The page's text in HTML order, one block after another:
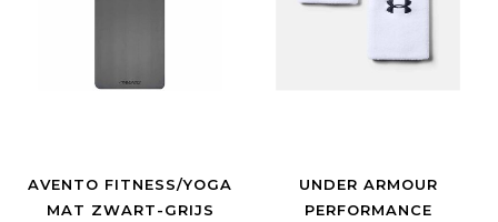
AVENTO FITNESS/YOGA
MAT ZWART-GRIJS
UNDER ARMOUR
PERFORMANCE